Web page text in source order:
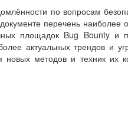
по вопросам
перечень наиболее
площадок Bug Bounty и
актуальных трендов и
новых методов и техник их